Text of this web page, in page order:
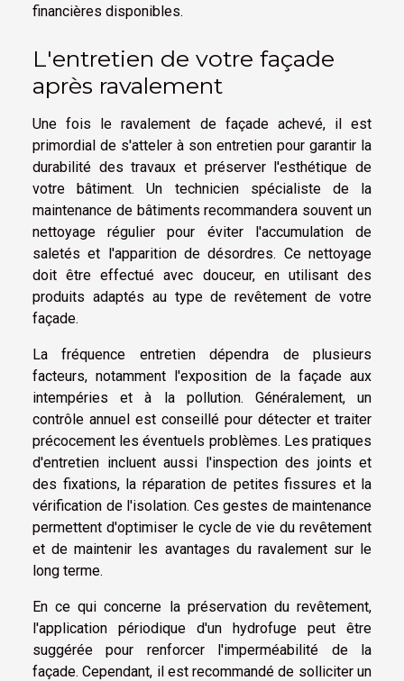
financières disponibles.
L'entretien de votre façade
après ravalement
Une fois le ravalement de façade achevé, il est
primordial de s'atteler à son entretien pour garantir la
durabilité des travaux et préserver l'esthétique de
votre bâtiment. Un technicien spécialiste de la
maintenance de bâtiments recommandera souvent un
nettoyage régulier pour éviter l'accumulation de
saletés et l'apparition de désordres. Ce nettoyage
doit être effectué avec douceur, en utilisant des
produits adaptés au type de revêtement de votre
façade.
La fréquence entretien dépendra de plusieurs
facteurs, notamment l'exposition de la façade aux
intempéries et à la pollution. Généralement, un
contrôle annuel est conseillé pour détecter et traiter
précocement les éventuels problèmes. Les pratiques
d'entretien incluent aussi l'inspection des joints et
des fixations, la réparation de petites fissures et la
vérification de l'isolation. Ces gestes de maintenance
permettent d'optimiser le cycle de vie du revêtement
et de maintenir les avantages du ravalement sur le
long terme.
En ce qui concerne la préservation du revêtement,
l'application périodique d'un hydrofuge peut être
suggérée pour renforcer l'imperméabilité de la
façade. Cependant, il est recommandé de solliciter un